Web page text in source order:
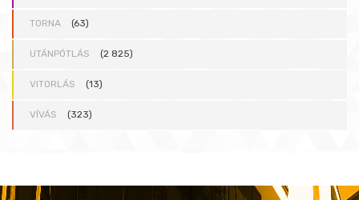
TORNA (63)
UTÁNPÓTLÁS (2 825)
VITORLÁS (13)
VÍVÁS (323)